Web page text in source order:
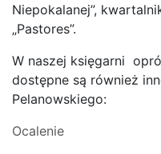
Niepokalanej”,
„Pastores”.
W naszej księgarni
dostępne są również
Pelanowskiego:
Ocalenie